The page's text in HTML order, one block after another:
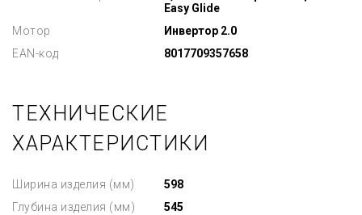
Easy Glide
Мотор
Инвертор 2.0
EAN-код
8017709357658
ТЕХНИЧЕСКИЕ
ХАРАКТЕРИСТИКИ
Ширина изделия (мм)
598
Глубина изделия (мм)
545